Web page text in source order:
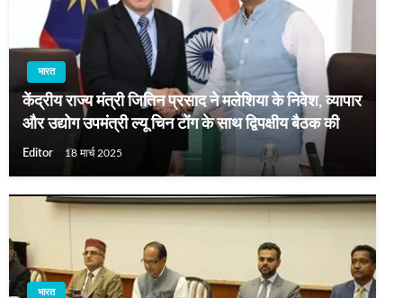
भारत
केंद्रीय राज्य मंत्री जितिन प्रसाद ने मलेशिया के निवेश, व्यापार
और उद्योग उपमंत्री ल्यू चिन टोंग के साथ द्विपक्षीय बैठक की
Editor 18 मार्च 2025
भारत